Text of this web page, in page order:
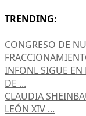
TRENDING:
CONGRESO DE
INFONL SIGUE EN
DE ...
CLAUDIA
LEÓN XIV ...